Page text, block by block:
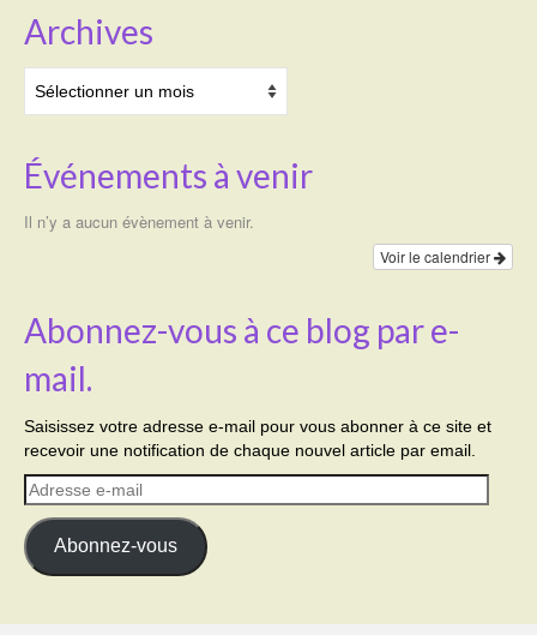
Archives
Événements à venir
Il n’y a aucun évènement à venir.
Voir le calendrier
Abonnez-vous à ce blog par e-
mail.
Saisissez votre adresse e-mail pour vous abonner à ce site et
recevoir une notification de chaque nouvel article par email.
Adresse
e-
mail
Abonnez-vous